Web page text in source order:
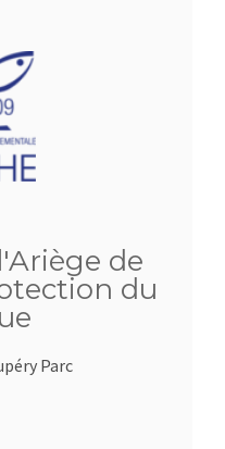
de
du
Parc